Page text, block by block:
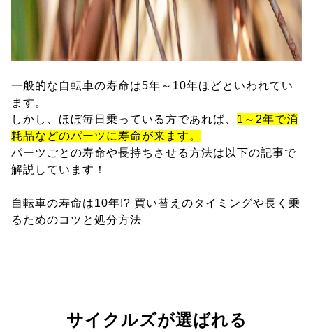
一般的な自転車の寿命は5年～10年ほどといわれてい
ます。
しかし、ほぼ毎日乗っている方であれば、 1～2年で消
耗品などのパーツに寿命が来ます。
パーツごとの寿命や長持ちさせる方法は以下の記事で
解説しています！
自転車の寿命は10年!? 買い替えのタイミングや長く乗
るためのコツと処分方法
サイクルズが選ばれる